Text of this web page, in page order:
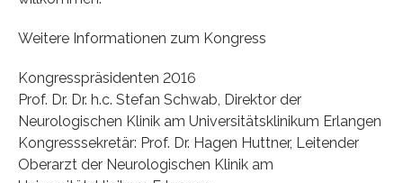
Weitere Informationen zum Kongress
Kongresspräsidenten 2016
Prof. Dr. Dr. h.c. Stefan Schwab, Direktor der
Neurologischen Klinik am Universitätsklinikum Erlangen
Kongresssekretär: Prof. Dr. Hagen Huttner, Leitender
Oberarzt der Neurologischen Klinik am